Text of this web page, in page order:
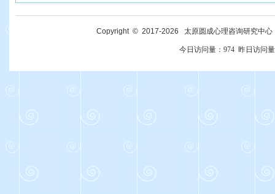
Copyright © 2017-2026 太原圆成心理咨询研究中
今日访问量： 974 昨日访问